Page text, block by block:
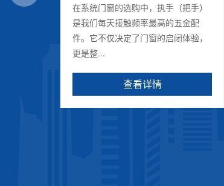
在系统门窗的选购中，执手（把手）
是我们每天接触频率最高的五金配
件。它不仅决定了门窗的启闭体验，
更是整...
查看详情